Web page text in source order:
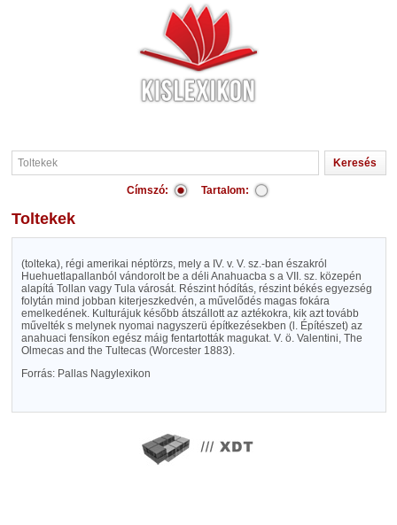
Címszó: Tartalom:
Toltekek
(tolteka), régi amerikai néptörzs, mely a IV. v. V. sz.-ban északról
Huehuetlapallanból vándorolt be a déli Anahuacba s a VII. sz. közepén
alapítá Tollan vagy Tula városát. Részint hódítás, részint békés egyezség
folytán mind jobban kiterjeszkedvén, a művelődés magas fokára
emelkedének. Kulturájuk később átszállott az aztékokra, kik azt tovább
művelték s melynek nyomai nagyszerü építkezésekben (l. Építészet) az
anahuaci fensíkon egész máig fentartották magukat. V. ö. Valentini, The
Olmecas and the Tultecas (Worcester 1883).
Forrás: Pallas Nagylexikon